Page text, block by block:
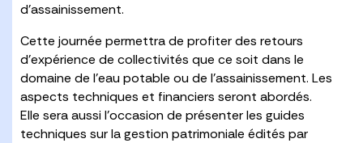
d’assainissement.
Cette journée permettra de profiter des retours
d’expérience de collectivités que ce soit dans le
domaine de l’eau potable ou de l’assainissement. Les
aspects techniques et financiers seront abordés.
Elle sera aussi l’occasion de présenter les guides
techniques sur la gestion patrimoniale édités par